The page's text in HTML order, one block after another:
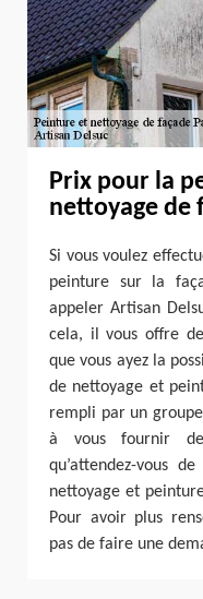
Prix pour la
nettoyage de
Si vous voulez
peinture sur la
appeler Artisan
cela, il vous offre
que vous ayez la
de nettoyage et
rempli par un
à vous fournir
qu’attendez-vous
nettoyage et
Pour avoir plus
pas de faire une